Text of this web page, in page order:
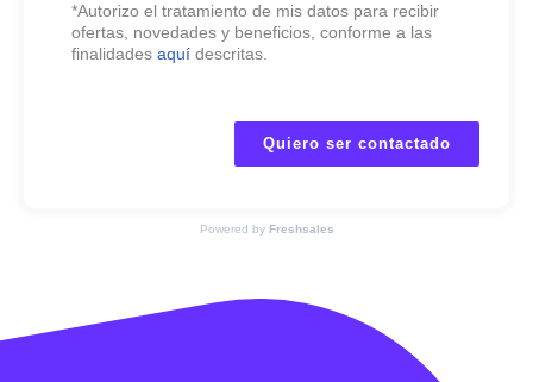
*Autorizo el tratamiento de mis datos para recibir
ofertas, novedades y beneficios, conforme a las
finalidades aquí descritas.
Quiero ser contactado
Powered by Freshsales